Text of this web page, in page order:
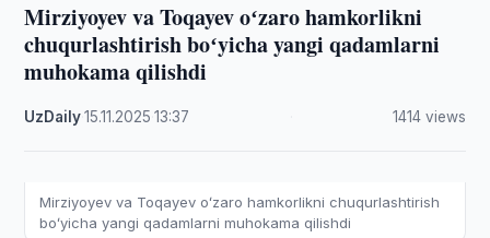
Mirziyoyev va Toqayev oʻzaro hamkorlikni
chuqurlashtirish boʻyicha yangi qadamlarni
muhokama qilishdi
UzDaily·15.11.2025 ·13:37 1414 views
Mirziyoyev va Toqayev oʻzaro hamkorlikni chuqurlashtirish
boʻyicha yangi qadamlarni muhokama qilishdi